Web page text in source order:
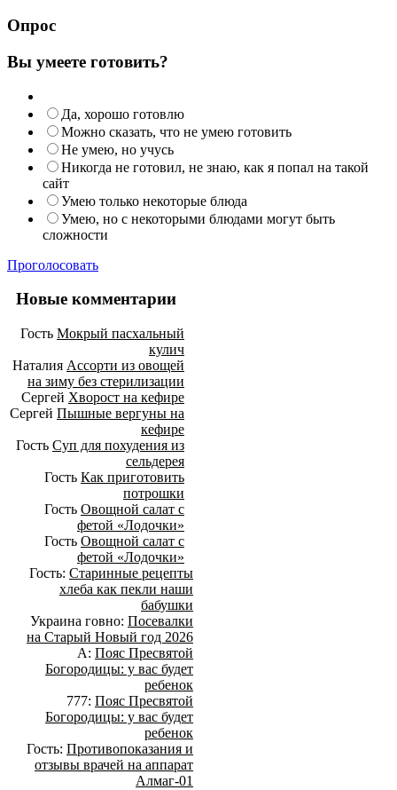
Опрос
Вы умеете готовить?
Да, хорошо готовлю
Можно сказать, что не умею готовить
Не умею, но учусь
Никогда не готовил, не знаю, как я попал на такой
сайт
Умею только некоторые блюда
Умею, но с некоторыми блюдами могут быть
сложности
Проголосовать
Новые комментарии
Гость Мокрый пасхальный
кулич
Наталия Ассорти из овощей
на зиму без стерилизации
Сергей Хворост на кефире
Сергей Пышные вергуны на
кефире
Гость Суп для похудения из
сельдерея
Гость Как приготовить
потрошки
Гость Овощной салат с
фетой «Лодочки»
Гость Овощной салат с
фетой «Лодочки»
Гость: Старинные рецепты
хлеба как пекли наши
бабушки
Украина говно: Посевалки
на Старый Новый год 2026
А: Пояс Пресвятой
Богородицы: у вас будет
ребенок
777: Пояс Пресвятой
Богородицы: у вас будет
ребенок
Гость: Противопоказания и
отзывы врачей на аппарат
Алмаг-01